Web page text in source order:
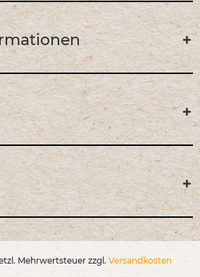
Mehrwertsteuer zzgl. Versandkosten